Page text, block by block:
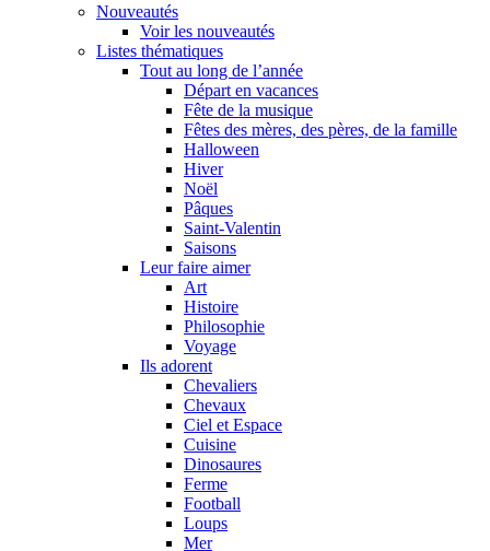
Nouveautés
Voir les nouveautés
Listes thématiques
Tout au long de l’année
Départ en vacances
Fête de la musique
Fêtes des mères, des pères, de la famille
Halloween
Hiver
Noël
Pâques
Saint-Valentin
Saisons
Leur faire aimer
Art
Histoire
Philosophie
Voyage
Ils adorent
Chevaliers
Chevaux
Ciel et Espace
Cuisine
Dinosaures
Ferme
Football
Loups
Mer